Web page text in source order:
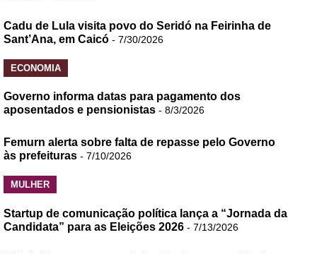
Cadu de Lula visita povo do Seridó na Feirinha de
Sant’Ana, em Caicó - 7/30/2026
ECONOMIA
Governo informa datas para pagamento dos
aposentados e pensionistas - 8/3/2026
Femurn alerta sobre falta de repasse pelo Governo
às prefeituras - 7/10/2026
MULHER
Startup de comunicação política lança a “Jornada da
Candidata” para as Eleições 2026 - 7/13/2026